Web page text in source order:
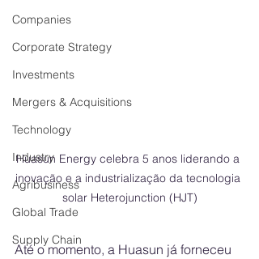
Companies
Corporate Strategy
Investments
Mergers & Acquisitions
Technology
Industry
Agribusiness
Global Trade
Supply Chain
Huasun Energy celebra 5 anos liderando a
inovação e a industrialização da tecnologia
solar Heterojunction (HJT)
Até o momento, a Huasun já forneceu